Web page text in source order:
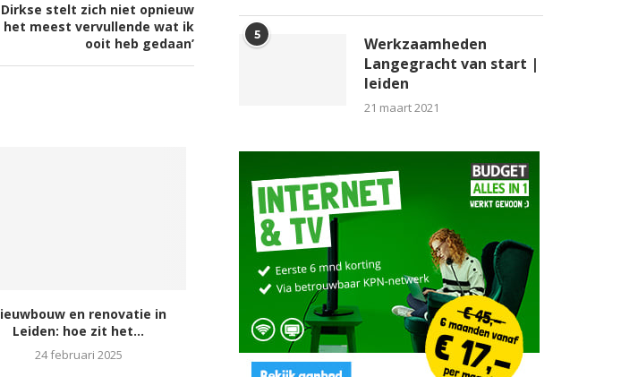
stelt zich niet opnieuw
het meest vervullende wat ik
ooit heb gedaan’
en renovatie in
Leiden: hoe zit het...
24 februari 2025
Leiden: een stad van kennis en
geschiedenis
9 januari 2025
Wat kun je doen als
Leiden?
12 september 2024
5
Werkzaamheden
Langegracht van start |
leiden
21 maart 2021